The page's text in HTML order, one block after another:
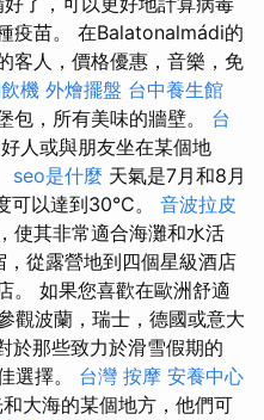
疫苗。 在Balatonalmádi的
客人，價格優惠，音樂，免
機 外燴擺盤 台中養生館
包，所有美味的牆壁。 台
人或與朋友坐在某個地
seo是什麼 天氣是7月和8月
可以達到30°C。 音波拉皮
使其非常適合海灘和水活
，從露營地到四個星級酒店
。 如果您喜歡在歐洲舒適
觀波蘭，瑞士，德國或意大
於那些致力於滑雪假期的
選擇。 台灣 按摩 安養中心
大海的某個地方，他們可